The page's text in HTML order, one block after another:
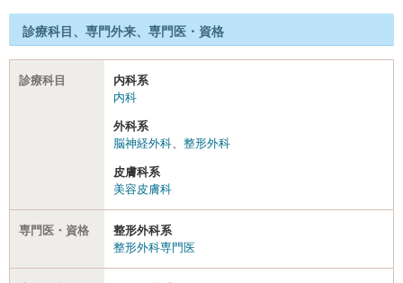
診療科目、専門外来、専門医・資格
診療科目
内科系
内科
外科系
脳神経外科、 整形外科
皮膚科系
美容皮膚科
専門医・資格
整形外科系
整形外科専門医